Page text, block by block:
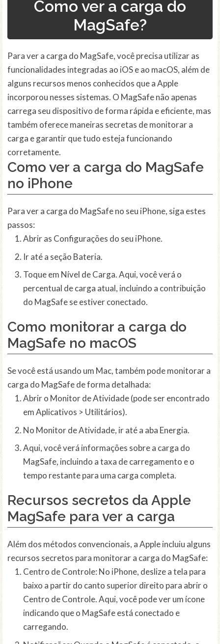
Como ver a carga do
MagSafe?
Para ver a carga do MagSafe, você precisa utilizar as
funcionalidades integradas ao iOS e ao macOS, além de
alguns recursos menos conhecidos que a Apple
incorporou nesses sistemas. O MagSafe não apenas
carrega seu dispositivo de forma rápida e eficiente, mas
também oferece maneiras secretas de monitorar a
carga e garantir que tudo esteja funcionando
corretamente.
Como ver a carga do MagSafe
no iPhone
Para ver a carga do MagSafe no seu iPhone, siga estes
passos:
Abrir as Configurações do seu iPhone.
Ir até a seção Bateria.
Toque em Nível de Carga. Aqui, você verá o
percentual de carga atual, incluindo a contribuição
do MagSafe se estiver conectado.
Como monitorar a carga do
MagSafe no macOS
Se você está usando um Mac, também pode monitorar a
carga do MagSafe de forma detalhada:
Abrir o Monitor de Atividade (pode ser encontrado
em Aplicativos > Utilitários).
No Monitor de Atividade, ir até a aba Energia.
Aqui, você verá informações sobre a carga do
MagSafe, incluindo a taxa de carregamento e o
tempo restante para uma carga completa.
Recursos secretos da Apple
MagSafe para ver a carga
Além dos métodos convencionais, a Apple incluiu alguns
recursos secretos para monitorar a carga do MagSafe:
Centro de Controle: No iPhone, deslize a tela para
baixo a partir do canto superior direito para abrir o
Centro de Controle. Aqui, você pode ver um ícone
indicando que o MagSafe está conectado e
carregando.